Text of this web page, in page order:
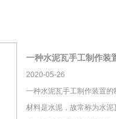
一种水泥瓦手工制作装
2020-05-26
一种水泥瓦手工制作装置
材料是水泥，故常称为水